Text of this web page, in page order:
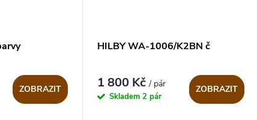
ZOBRAZIT
HILBY WA-1006/K2BN č
1 800 Kč/ pár
Skladem 2 pár
ZOBRAZIT